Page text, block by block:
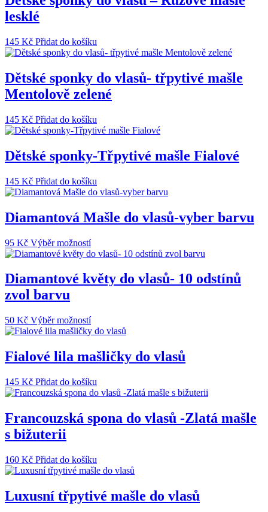
lesklé
145 Kč Přidat do košíku
Dětské sponky do vlasů- třpytivé mašle
Mentolově zelené
145 Kč Přidat do košíku
Dětské sponky-Třpytivé mašle Fialové
145 Kč Přidat do košíku
Diamantová Mašle do vlasů-vyber barvu
95 Kč Výběr možnostíTento
produkt
více
variant.
vybrat
na
produktu
Diamantové květy do vlasů- 10 odstínů
zvol barvu
50 Kč Výběr možnostíTento
produkt
více
variant.
lze
vybrat
stránce
produktu
Fialové lila mašličky do vlasů
145 Kč Přidat do košíku
Francouzská spona do vlasů -Zlatá mašle
s bižuterii
160 Kč Přidat do košíku
Luxusní třpytivé mašle do vlasů